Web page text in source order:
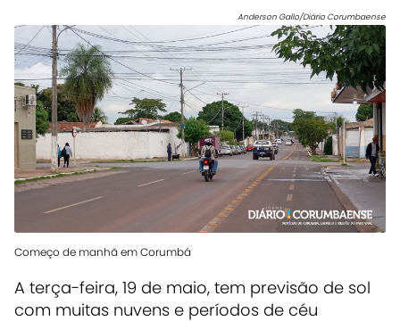
Anderson Gallo/Diário Corumbaense
Começo de manhã em Corumbá
A terça-feira, 19 de maio, tem previsão de sol
com muitas nuvens e períodos de céu